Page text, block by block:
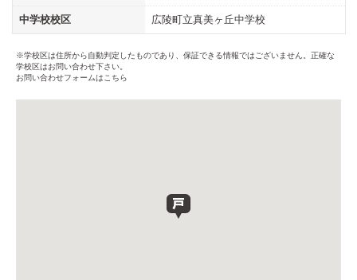
中学校校区 広陵町立真美ヶ丘中学校
※学校区は住所から自動判定したものであり、保証できる情報ではございません。正確な
学校区はお問い合わせ下さい。
お問い合わせフォームはこちら